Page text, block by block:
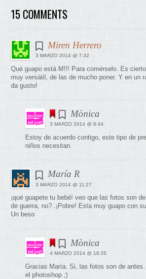
15 COMMENTS
Miren Herrero
3 MARZO 2014 @ 7:32
Qué guapo está M!!! Para comérselo. Es
muy versátil, de las de mucho poner. Y en un
da gusto!
Mònica
3 MARZO 2014 @ 8:44
Estoy de acuerdo contigo, este tipo de
niños necesitan.
María R
3 MARZO 2014 @ 11:27
¡qué guapete tu bebé! veo que las fotos son
de guerra, no?..¡Pobre! Esta muy guapo con
Un beso
Mònica
4 MARZO 2014 @ 18:35
Gracias María. Si, las fotos son de
el photoshop ;)